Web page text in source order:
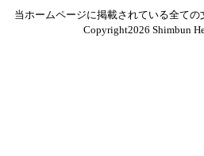
当ホームページに掲載されている全て
Copyright2026 Shimbun